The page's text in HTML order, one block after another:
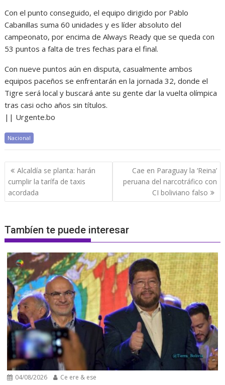
Con el punto conseguido, el equipo dirigido por Pablo
Cabanillas suma 60 unidades y es líder absoluto del
campeonato, por encima de Always Ready que se queda con
53 puntos a falta de tres fechas para el final.
Con nueve puntos aún en disputa, casualmente ambos
equipos paceños se enfrentarán en la jornada 32, donde el
Tigre será local y buscará ante su gente dar la vuelta olímpica
tras casi ocho años sin títulos.
|| Urgente.bo
Nacional
Navegación
de
entradas
Alcaldía se planta: harán
cumplir la tarífa de taxis
acordada
Cae en Paraguay la ‘Reina’
peruana del narcotráfico con
CI boliviano falso
Tambíen te puede interesar
04/08/2026 Ce ere & ese